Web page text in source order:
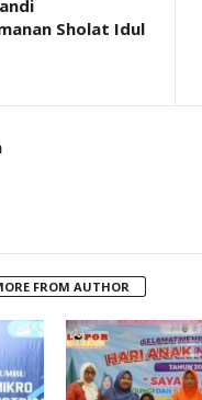
Sholat Idul
FROM AUTHOR